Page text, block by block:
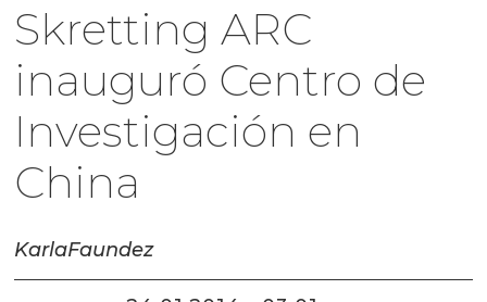
Skretting ARC
inauguró Centro de
Investigación en
China
KarlaFaundez